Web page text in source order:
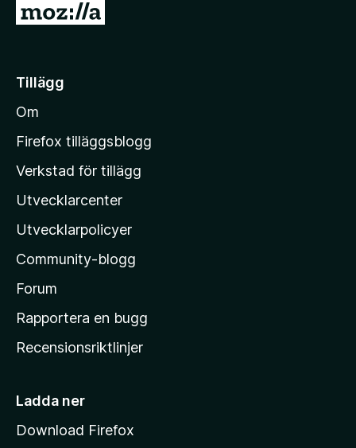
G
i
l
M
z
i
l
a
s
h
m
i
a
Tillägg
Om
Firefox tilläggsblogg
Verkstad för tillägg
Utvecklarcenter
Utvecklarpolicyer
Community-blogg
Forum
Rapportera en bugg
Recensionsriktlinjer
Ladda ner
Download Firefox